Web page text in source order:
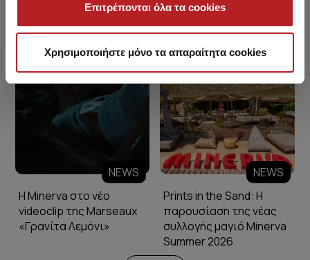
Επιτρέπονται όλα τα cookies
Χρησιμοποιήστε μόνο τα απαραίτητα cookies
Minerva Blog
NEWS
Η Minerva στο νέο
videoclip της Marseaux
«Γρανίτα Λεμόνι»
NEWS
Prints in the Sand: Η
παρουσίαση της νέας
συλλογής μαγιό Minerva
Summer 2026